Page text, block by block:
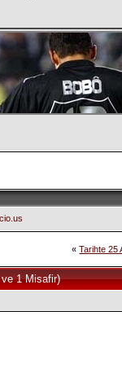
« Tarihte 25
ve 1 Misafir)